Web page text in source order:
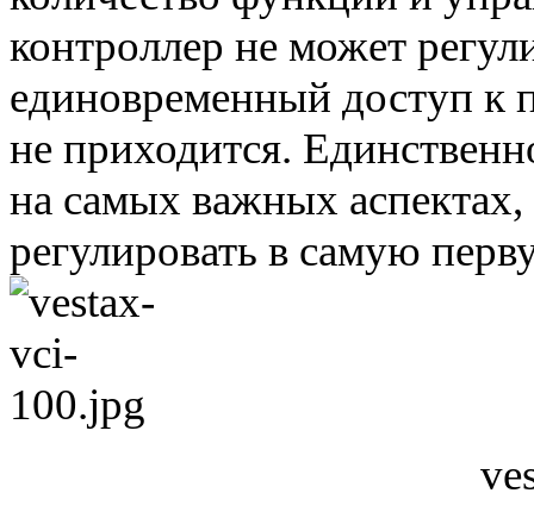
контроллер не может
единовременный доступ к
не приходится.
на самых важных
регулировать в самую